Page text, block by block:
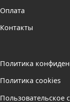
Оплата
Контакты
Политика
Политика cookies
Пользовательское